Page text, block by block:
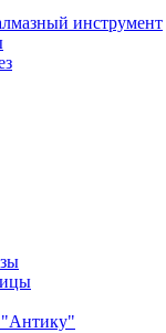
инструмент
"Антику"